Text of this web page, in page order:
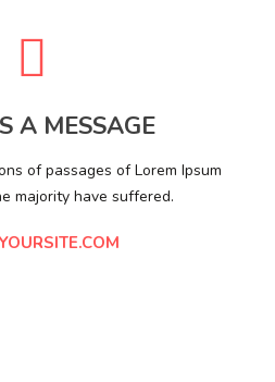
A MESSAGE
of passages of Lorem Ipsum
majority have suffered.